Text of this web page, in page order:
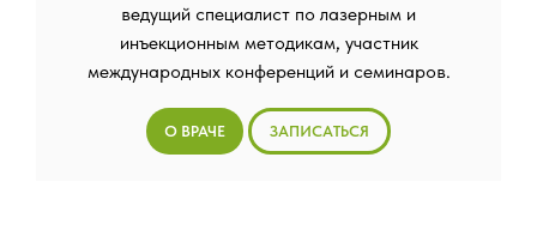
ведущий специалист по лазерным и
инъекционным методикам, участник
международных конференций и семинаров.
О ВРАЧЕ ЗАПИСАТЬСЯ